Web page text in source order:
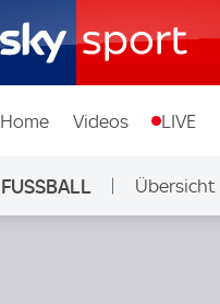
Home Videos LIVE
FUSSBALL Übersicht